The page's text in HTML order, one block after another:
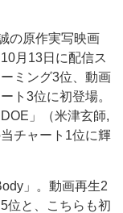
の原作実写映画
月13日に配信ス
ミング3位、動画
ト3位に初登場。
」（米津玄師,
チャート1位に輝
」。動画再生2
位と、こちらも初